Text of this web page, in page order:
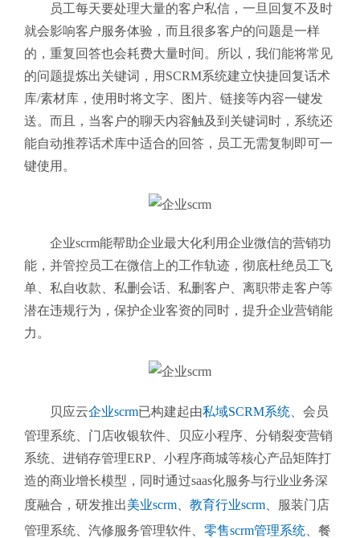
员工每天要处理大量的客户私信，一旦回复不及时
就会影响客户服务体验，而且很多客户的问题是一样
的，重复回答也会耗费大量时间。所以，我们能将常见
的问题提炼出关键词，用SCRM系统建立快捷回复话术
库/素材库，使用时将文字、图片、链接等内容一键发
送。而且，当客户的聊天内容触及到关键词时，系统还
能自动推荐话术库中适合的回答，员工无需复制即可一
键使用。
企业scrm能帮助企业最大化利用企业微信的营销功
能，并管控员工在微信上的工作轨迹，彻底杜绝员工飞
单、私自收款、私删会话、私删客户、离职带走客户等
潜在违规行为，保护企业客资的同时，提升企业营销能
力。
贝应云企业scrm已构建起由私域SCRM系统 、会员
管理系统、门店收银软件、贝应小程序、分销裂变营销
系统、进销存管理ERP、小程序商城等核心产品矩阵打
造的商业增长模型，同时通过saas化服务与行业业务深
度融合，研发推出美业scrm 教育行业scrm 、服装门店
管理系统、汽修服务管理软件、 零售scrm管理系统 、餐